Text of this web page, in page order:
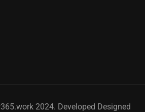
2024. Developed Designed